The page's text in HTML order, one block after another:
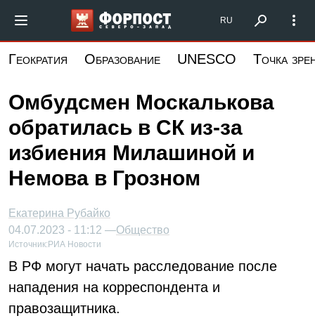
основному
Форпост Северо-Запад
RU
Геократия Образование UNESCO Точка
Омбудсмен Москалькова
обратилась в СК из-за
избиения Милашиной и
Немова в Грозном
Екатерина Рубайко
04.07.2023 - 11:12 —Общество
Источник: РИА Новости
В РФ могут начать расследование после
нападения на корреспондента и
правозащитника.